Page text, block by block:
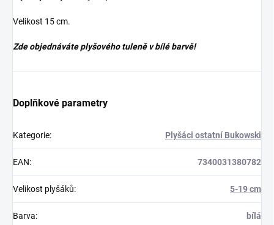
Velikost 15 cm.
Zde objednáváte plyšového tuleně v bílé barvě!
Doplňkové parametry
Kategorie: Plyšáci ostatní Bukowski
EAN: 7340031380782
Velikost plyšáků: 5-19 cm
Barva: bílá